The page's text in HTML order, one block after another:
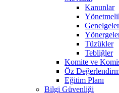
Kanunlar
Genelgeler
Tüzükler
Tebliğler
Komite ve
Öz
Eğitim Planı
Bilgi Güvenliği